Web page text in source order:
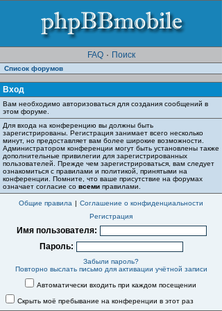
FAQ · Поиск
Список форумов
Вход
Вам необходимо авторизоваться для создания сообщений в
этом форуме.
Для входа на конференцию вы должны быть
зарегистрированы. Регистрация занимает всего несколько
минут, но предоставляет вам более широкие возможности.
Администратором конференции могут быть установлены также
дополнительные привилегии для зарегистрированных
пользователей. Прежде чем зарегистрироваться, вам следует
ознакомиться с правилами и политикой, принятыми на
конференции. Помните, что ваше присутствие на форумах
означает согласие со всеми правилами.
Общие правила | Соглашение о конфиденциальности
Регистрация
Имя пользователя:
Пароль:
Забыли пароль?
Повторно выслать письмо для активации учётной записи
Автоматически входить при каждом посещении
Скрыть моё пребывание на конференции в этот раз